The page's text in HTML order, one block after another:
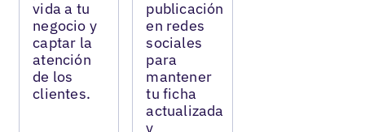
vida a tu
negocio y
captar la
atención
de los
clientes.
publicación
en redes
sociales
para
mantener
tu ficha
actualizada
y